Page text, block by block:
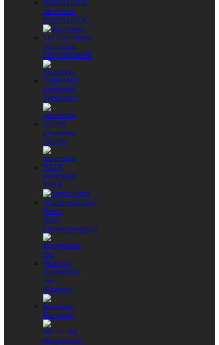
заготовки
POINTLOCK
заготовки
SECUREMME
заготовки
THIRARD
заготовки
TITAN
заготовки
YALE
Зенит
Авто
(Димитровград)
Калужский
эмз
(Калуга)
Конаково